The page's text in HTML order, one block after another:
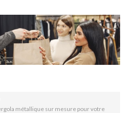
métallique sur mesure pour votre